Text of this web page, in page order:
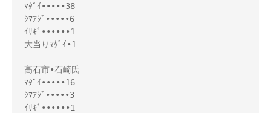
ﾏﾀﾞｲ•••••38
ｼﾏｱｼﾞ•••••6
ｲｻｷﾞ••••••1
大当りﾏﾀﾞｲ•1
高石市•石崎氏
ﾏﾀﾞｲ•••••16
ｼﾏｱｼﾞ•••••3
ｲｻｷﾞ••••••1